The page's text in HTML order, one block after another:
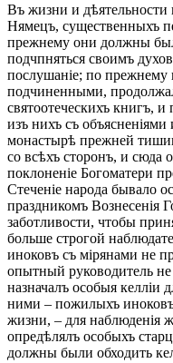
Въ жизни и дѣятельности
Нямецъ, существенныхъ
прежнему они должны
подчпняться своимъ
послушаніе; по прежнему
подчиненными,
святоотеческихъ книгъ, и
изъ нихъ съ
монастырѣ прежней
со всѣхъ сторонъ, и сюда
поклоненіе Богоматери
Стеченіе народа бывало
праздникомъ Вознесенія
заботливости, чтобы
больше строгой
иноковъ съ мірянами не
опытный руководитель
назначалъ особыя келліи
ними – пожилыхъ
жизни, – для наблюденія
опредѣлялъ особыхъ
должны были обходить